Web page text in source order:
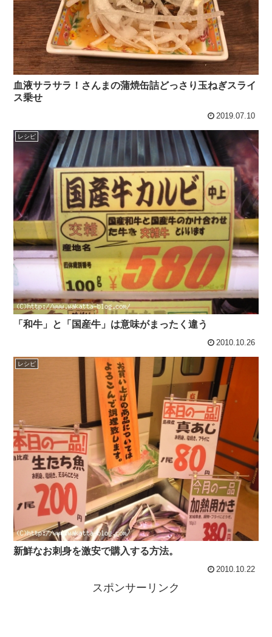
血液サラサラ！さんまの蒲焼缶詰どっさり玉ねぎスライ
ス乗せ
2019.07.10
レシピ
「和牛」と「国産牛」は意味がまったく違う
2010.10.26
レシピ
新鮮なお刺身を激安で購入する方法。
2010.10.22
スポンサーリンク